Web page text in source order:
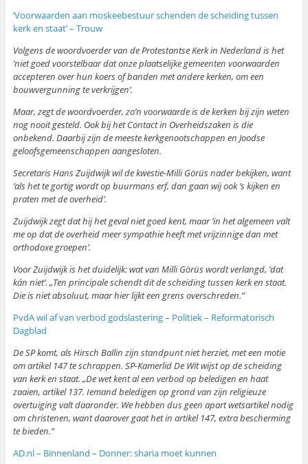
’Voorwaarden aan moskeebestuur schenden de scheiding tussen
kerk en staat’ – Trouw
Volgens de woordvoerder van de Protestantse Kerk in Nederland is het
’niet goed voorstelbaar dat onze plaatselijke gemeenten voorwaarden
accepteren over hun koers of banden met andere kerken, om een
bouwvergunning te verkrijgen’.
Maar, zegt de woordvoerder, zo’n voorwaarde is de kerken bij zijn weten
nog nooit gesteld. Ook bij het Contact in Overheidszaken is die
onbekend. Daarbij zijn de meeste kerkgenootschappen en Joodse
geloofsgemeenschappen aangesloten.
Secretaris Hans Zuijdwijk wil de kwestie-Milli Görüs nader bekijken, want
’als het te gortig wordt op buurmans erf, dan gaan wij ook ’s kijken en
praten met de overheid’.
Zuijdwijk zegt dat hij het geval niet goed kent, maar ’in het algemeen valt
me op dat de overheid meer sympathie heeft met vrijzinnige dan met
orthodoxe groepen’.
Voor Zuijdwijk is het duidelijk: wat van Milli Görüs wordt verlangd, ’dat
kán niet’. „Ten principale schendt dit de scheiding tussen kerk en staat.
Die is niet absoluut, maar hier lijkt een grens overschreden.”
PvdA wil af van verbod godslastering – Politiek – Reformatorisch
Dagblad
De SP komt, als Hirsch Ballin zijn standpunt niet herziet, met een motie
om artikel 147 te schrappen. SP-Kamerlid De Wit wijst op de scheiding
van kerk en staat. „De wet kent al een verbod op beledigen en haat
zaaien, artikel 137. Iemand beledigen op grond van zijn religieuze
overtuiging valt daaronder. We hebben dus geen apart wetsartikel nodig
om christenen, want daarover gaat het in artikel 147, extra bescherming
te bieden.”
AD.nl – Binnenland – Donner: sharia moet kunnen